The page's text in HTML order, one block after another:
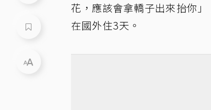
花，應該會拿轎子出來抬你
在國外住3天。